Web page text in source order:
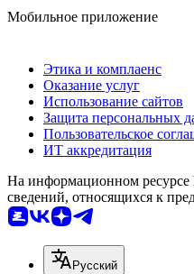
Мобильное приложение
Этика и комплаенс
Оказание услуг
Использование сайтов
Защита персональных
Пользовательское
ИТ аккредитация
На информационном ресурсе
сведений, относящихся к
Русский